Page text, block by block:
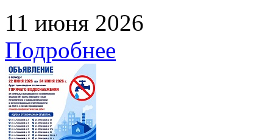
11 июня 2026
Подробнее